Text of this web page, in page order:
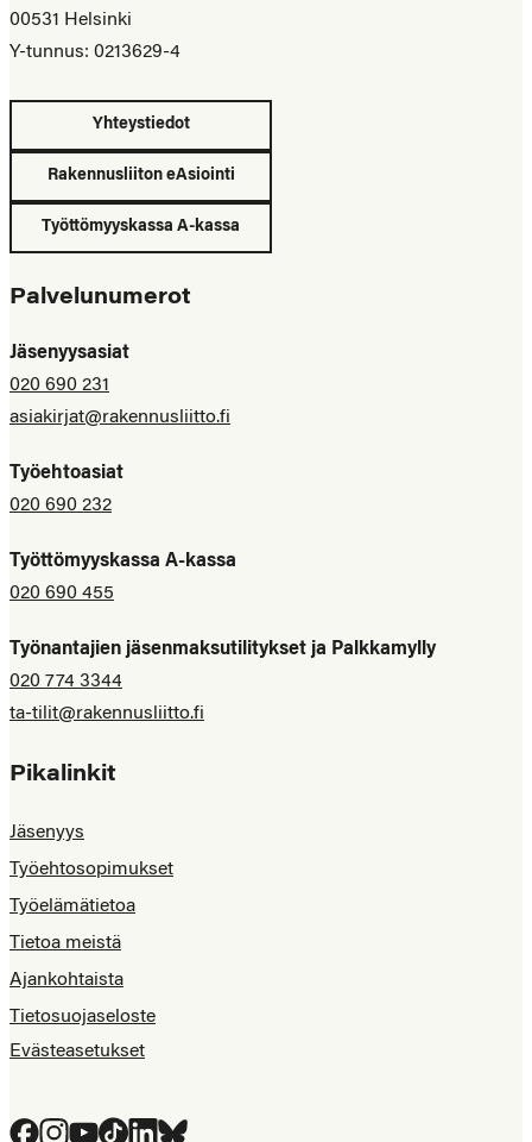
00531 Helsinki
Y-tunnus: 0213629-4
Yhteystiedot
Rakennusliiton eAsiointi
Työttömyyskassa A-kassa
Palvelunumerot
Jäsenyysasiat
020 690 231
asiakirjat@rakennusliitto.fi
Työehtoasiat
020 690 232
Työttömyyskassa A-kassa
020 690 455
Työnantajien jäsenmaksutilitykset ja Palkkamylly
020 774 3344
ta-tilit@rakennusliitto.fi
Pikalinkit
Jäsenyys
Työehtosopimukset
Työelämätietoa
Tietoa meistä
Ajankohtaista
Tietosuojaseloste
Evästeasetukset
Facebook
Instagram
YouTube
TiktokLinkedIn
Bluesky